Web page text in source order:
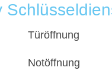
Türöffnung
Notöffnung